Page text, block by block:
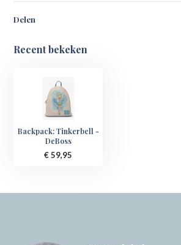
Delen
Recent bekeken
Backpack: Tinkerbell -
DeBoss
€ 59,95